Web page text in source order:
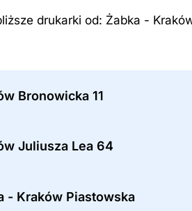
drukarki od: Żabka -
Bronowicka 11
Juliusza Lea 64
- Kraków Piastowska